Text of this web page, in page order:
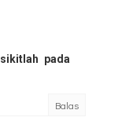
pada
Balas